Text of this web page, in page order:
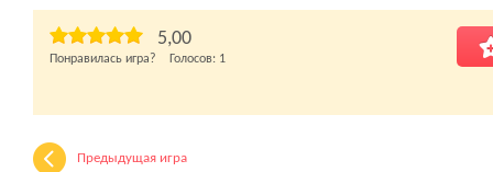
5,00
Понравилась игра? Голосов: 1
Предыдущая игра